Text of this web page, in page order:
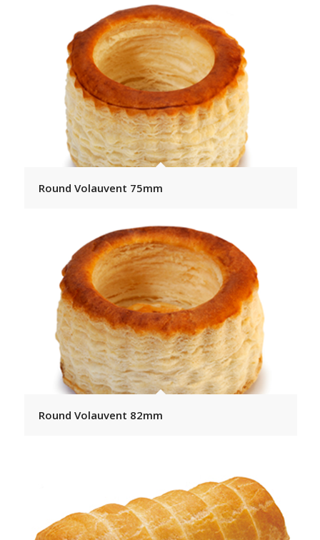
Round Volauvent 75mm
Round Volauvent 82mm